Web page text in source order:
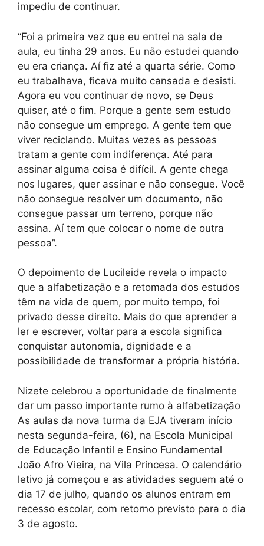
impediu de continuar.
“Foi a primeira vez que eu entrei na sala de
aula, eu tinha 29 anos. Eu não estudei quando
eu era criança. Aí fiz até a quarta série. Como
eu trabalhava, ficava muito cansada e desisti.
Agora eu vou continuar de novo, se Deus
quiser, até o fim. Porque a gente sem estudo
não consegue um emprego. A gente tem que
viver reciclando. Muitas vezes as pessoas
tratam a gente com indiferença. Até para
assinar alguma coisa é difícil. A gente chega
nos lugares, quer assinar e não consegue. Você
não consegue resolver um documento, não
consegue passar um terreno, porque não
assina. Aí tem que colocar o nome de outra
pessoa”.
O depoimento de Lucileide revela o impacto
que a alfabetização e a retomada dos estudos
têm na vida de quem, por muito tempo, foi
privado desse direito. Mais do que aprender a
ler e escrever, voltar para a escola significa
conquistar autonomia, dignidade e a
possibilidade de transformar a própria história.
Nizete celebrou a oportunidade de finalmente
dar um passo importante rumo à alfabetização
As aulas da nova turma da EJA tiveram início
nesta segunda-feira, (6), na Escola Municipal
de Educação Infantil e Ensino Fundamental
João Afro Vieira, na Vila Princesa. O calendário
letivo já começou e as atividades seguem até o
dia 17 de julho, quando os alunos entram em
recesso escolar, com retorno previsto para o dia
3 de agosto.